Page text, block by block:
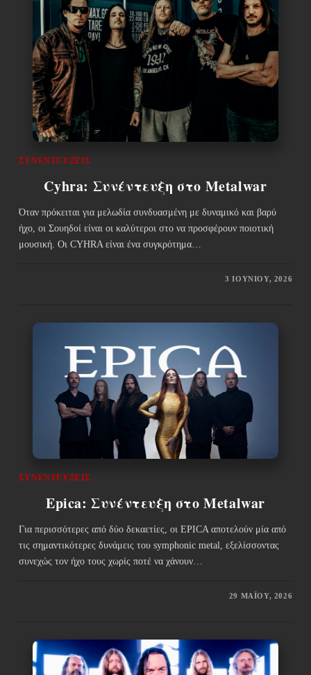
ΣΥΝΕΝΤΕΎΞΕΙΣ
Cyhra: Συνέντευξη στο Metalwar
Όταν πρόκειται για μελωδία συνδυασμένη με δυναμικό και βαρύ
ήχο, οι Σουηδοί είναι οι καλύτεροι στο να προσφέρουν ποιοτική
μουσική. Οι CYHRA είναι ένα συγκρότημα…
3 ΙΟΥΝΊΟΥ, 2026
ΣΥΝΕΝΤΕΎΞΕΙΣ
Epica: Συνέντευξη στο Metalwar
Για περισσότερες από δύο δεκαετίες, οι EPICA αποτελούν μία από
τις σημαντικότερες δυνάμεις του symphonic metal, εξελίσσοντας
συνεχώς τον ήχο τους χωρίς ποτέ να χάνουν…
29 ΜΑΪ́ΟΥ, 2026